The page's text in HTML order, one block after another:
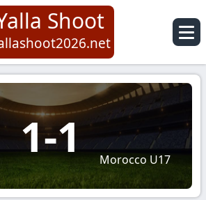
Shoot
Morocco U17
1
-
1